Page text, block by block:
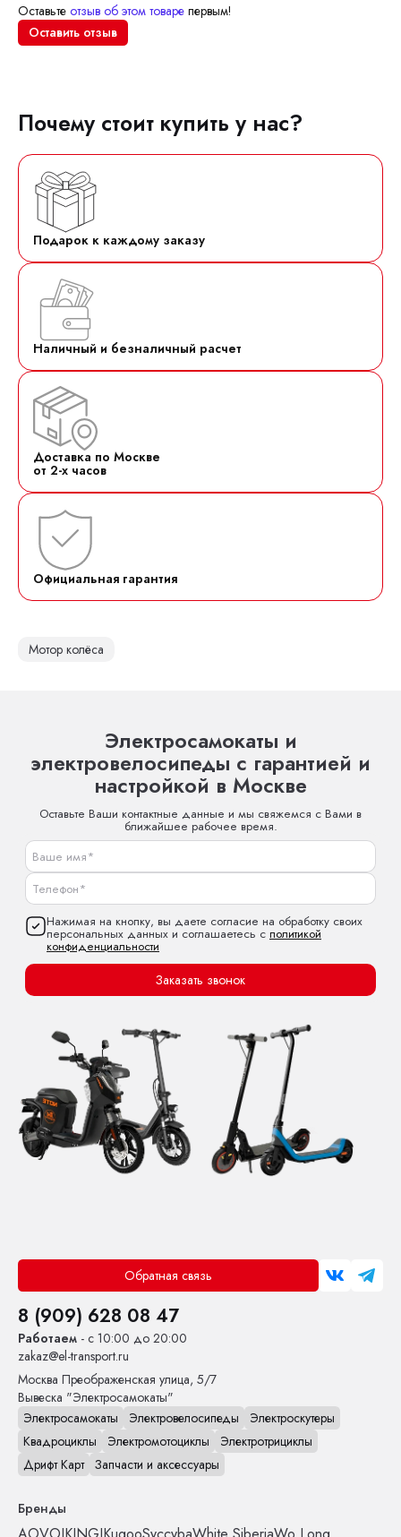
Оставьте отзыв об этом товаре первым!
Оставить отзыв
Почему стоит купить у нас?
Подарок к каждому заказу
Наличный и безналичный расчет
Доставка по Москве
от 2-х часов
Официальная гарантия
Мотор колёса
Электросамокаты и
электровелосипеды с гарантией и
настройкой в Москве
Оставьте Ваши контактные данные и мы свяжемся с Вами в
ближайшее рабочее время.
Нажимая на кнопку, вы даете согласие на обработку своих
персональных данных и соглашаетесь с политикой
конфиденциальности
Заказать звонок
Обратная связь
8 (909) 628 08 47
Работаем - с 10:00 до 20:00
zakaz@el-transport.ru
Москва Преображенская улица, 5/7
Вывеска "Электросамокаты"
Электросамокаты
Электровелосипеды
Электроскутеры
Квадроциклы
Электромотоциклы
Электротрициклы
Дрифт Карт Запчасти и аксессуары
Бренды